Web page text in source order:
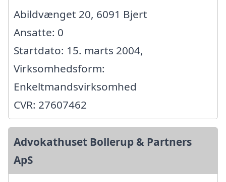
Abildvænget 20, 6091 Bjert
Ansatte: 0
Startdato: 15. marts 2004,
Virksomhedsform:
Enkeltmandsvirksomhed
CVR: 27607462
Advokathuset Bollerup & Partners
ApS